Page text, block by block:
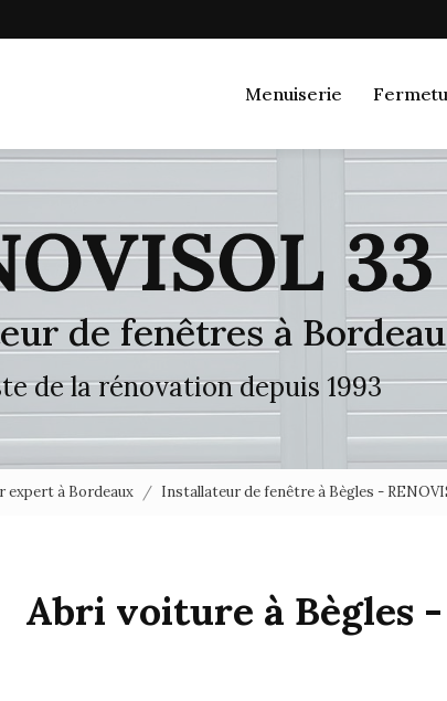
Menuiserie
de fenêtres à
de la rénovation depuis 1993
expert à Bordeaux Installateur de fenêtre à Bègles -
Abri voiture à Bègles -